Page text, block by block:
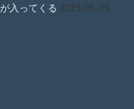
入ってくる 2023-05-29